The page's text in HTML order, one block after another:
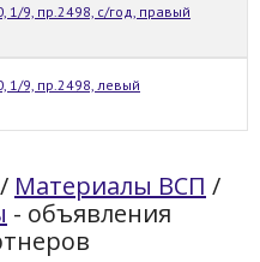
1/9, пр.2498, с/год, правый
1/9, пр.2498, левый
/ Материалы ВСП /
- объявления